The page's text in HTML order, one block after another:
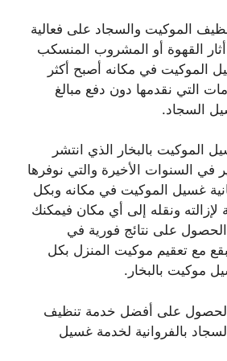
الموكيت والسجاد على فعالية
أثار القهوة أو المشروب المنسكب
الموكيت في مكانه أصبح أكثر
التي نقدمها دون دفع مبالغ
السجاد.
الموكيت بالبخار الذي انتشر
في السنوات الأخيرة والتي نوفرها
غسيل الموكيت في مكانه وبكل
ونقله إلى أي مكان فيمكنك
الحصول على نتائج فورية في
مع تعقيم موكيت المنزل بكل
موكيت بالبخار.
الحصول على أفضل خدمة تنظيف
بالفروانية لخدمة غسيل